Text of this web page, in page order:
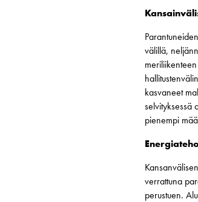
välillä,
kasvaneet
selvityksessä
pienempi
verrattuna
perustuen.